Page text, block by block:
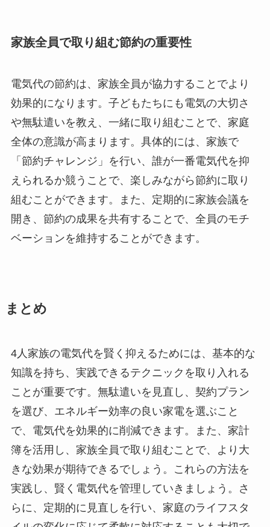
家族全員で取り組む節約の重要性
電気代の節約は、家族全員が協力することでより
効果的になります。子どもたちにも電気の大切さ
や無駄遣いを教え、一緒に取り組むことで、家庭
全体の意識が高まります。具体的には、家族で
「節約チャレンジ」を行い、誰が一番電気代を抑
えられるか競うことで、楽しみながら節約に取り
組むことができます。また、定期的に家族会議を
開き、節約の成果を共有することで、全員のモチ
ベーションを維持することができます。
まとめ
4人家族の電気代を賢く抑えるためには、基本的な
知識を持ち、実践できるテクニックを取り入れる
ことが重要です。無駄遣いを見直し、契約プラン
を選び、エネルギー効率の良い家電を選ぶこと
で、電気代を効果的に削減できます。また、家計
簿を活用し、家族全員で取り組むことで、より大
きな効果が期待できるでしょう。これらの方法を
実践し、賢く電気代を管理していきましょう。さ
らに、定期的に見直しを行い、家庭のライフスタ